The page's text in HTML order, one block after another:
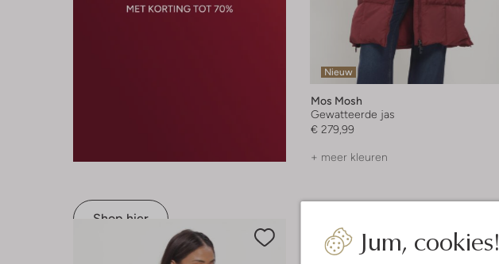
Jum, cookies!
Shop hier
Nieuw
Mos Mosh
Gewatteerde jas
€ 279,99
+ meer kleuren